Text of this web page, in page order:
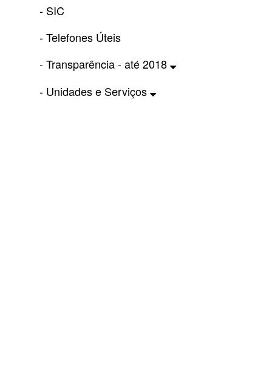
- SIC
- Telefones Úteis
- Transparência - até 2018
- Unidades e Serviços